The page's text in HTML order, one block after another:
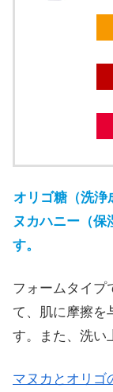
オリゴ糖（洗浄
ヌカハニー（保
す。
フォームタイプ
て、肌に摩擦を
す。また、洗い
マヌカとオリゴ